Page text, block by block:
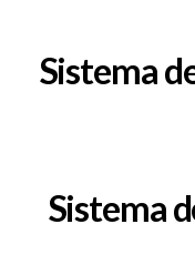
Sistema
Sistema